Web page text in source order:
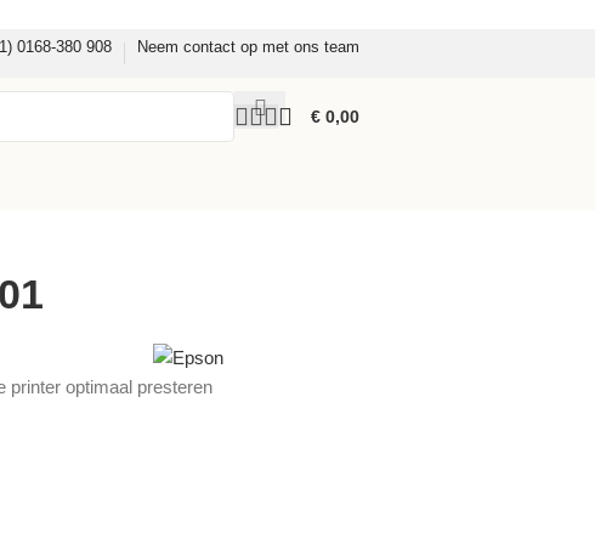
0168-380 908 Neem contact op met ons team
€ 0,00
printer optimaal presteren